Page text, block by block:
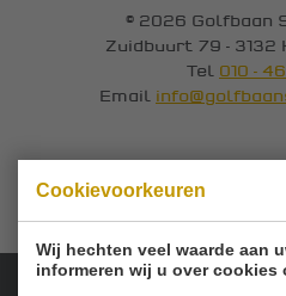
Cookievoorkeuren
Wij hechten veel waarde aan
informeren wij u over cookies
© 2026 Golfbaan
Zuidbuurt 79 - 3132
Tel 010 -
Email